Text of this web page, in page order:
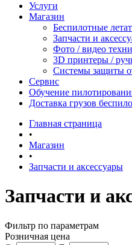
Услуги
Магазин
Беспилотные
Запчасти и
Фото / видео
3D принтеры /
Системы защиты
Сервис
Обучение
Доставка грузов
Главная страница
•
Магазин
•
Запчасти и аксессуары
Запчасти и
Фильтр по параметрам
Розничная цена